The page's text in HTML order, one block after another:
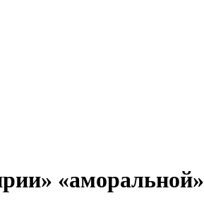
«аморальной»